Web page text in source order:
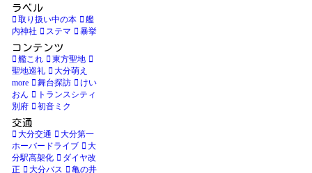
ラベル
取り扱い中の本
艦
内神社
ステマ 暴挙
コンテンツ
艦これ
東方聖地
聖地巡礼
大分萌え
more
舞台探訪
けい
おん
トランスシティ
別府
初音ミク
交通
大分交通
大分第一
ホーバードライブ
大
分駅高架化
ダイヤ改
正
大分バス
亀の井